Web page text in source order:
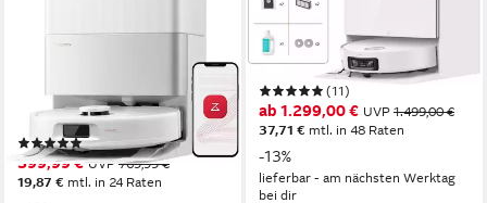
Wischmopp
325ml l Größe Staubbehälter
300 m² Reichweite
(22)
399,99 € UVP769,99 €
19,87 € mtl. in 24 Raten
600 W
0,25 l
Größe Staubbehälter
Dual AI Cameras+LED
Navigation
(11)
ab 1.299,00 € UVP 1.499,00 €
37,71 € mtl. in 48 Raten
-13%
lieferbar - am nächsten Werktag
bei dir